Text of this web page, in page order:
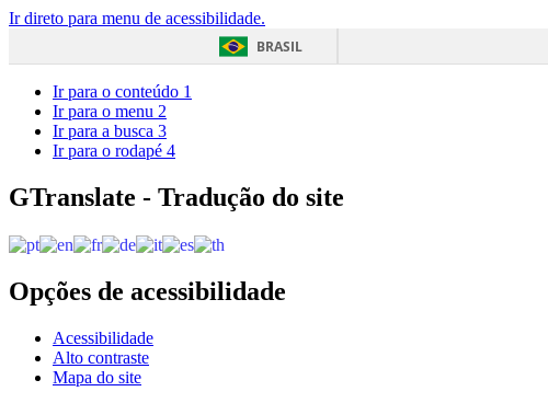
Ir direto para menu de acessibilidade.
BRASIL
Ir para o conteúdo 1
Ir para o menu 2
Ir para a busca 3
Ir para o rodapé 4
GTranslate - Tradução do site
Opções de acessibilidade
Acessibilidade
Alto contraste
Mapa do site